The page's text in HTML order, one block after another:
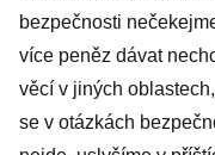
bezpečnosti
více peněz dávat
věcí v jiných
se v otázkách